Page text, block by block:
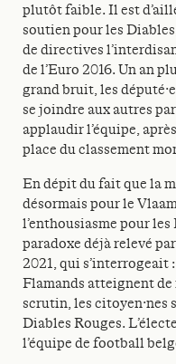
plutôt faible. Il est
soutien pour les
de directives
de l’Euro 2016. Un an
grand bruit, les
se joindre aux autres
applaudir l’équipe,
place du classement
En dépit du fait que la
désormais pour le
l’enthousiasme pour
paradoxe déjà relevé
2021, qui s’interrogeait
Flamands atteignent de
scrutin, les citoyen·nes
Diables Rouges.
l’équipe de football